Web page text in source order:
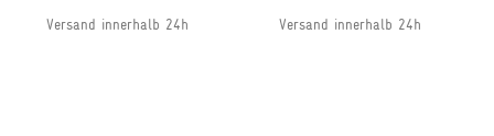
Versand innerhalb 24h Versand innerhalb 24h